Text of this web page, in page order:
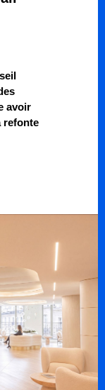
avoir
refonte